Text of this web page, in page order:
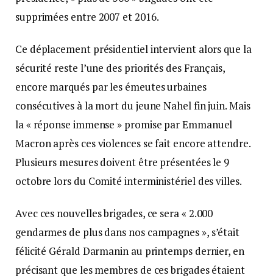
supprimées entre 2007 et 2016.
Ce déplacement présidentiel intervient alors que la
sécurité reste l’une des priorités des Français,
encore marqués par les émeutes urbaines
consécutives à la mort du jeune Nahel fin juin. Mais
la « réponse immense » promise par Emmanuel
Macron après ces violences se fait encore attendre.
Plusieurs mesures doivent être présentées le 9
octobre lors du Comité interministériel des villes.
Avec ces nouvelles brigades, ce sera « 2.000
gendarmes de plus dans nos campagnes », s’était
félicité Gérald Darmanin au printemps dernier, en
précisant que les membres de ces brigades étaient